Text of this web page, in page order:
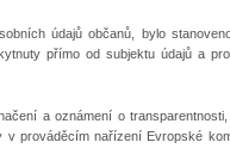
údajů občanů, bylo
přímo od subjektu údajů a
a oznámení o
prováděcím nařízení Evropské